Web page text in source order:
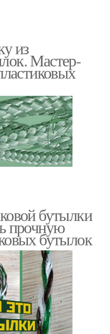
из
Мастер-
бутылки
прочную
бутылок